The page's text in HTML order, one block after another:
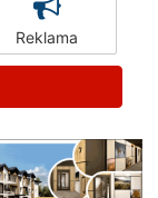
Reklama